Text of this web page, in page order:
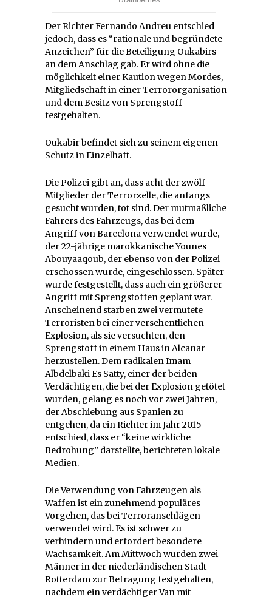
Der Richter Fernando Andreu entschied
jedoch, dass es “rationale und begründete
Anzeichen” für die Beteiligung Oukabirs
an dem Anschlag gab. Er wird ohne die
möglichkeit einer Kaution wegen Mordes,
Mitgliedschaft in einer Terrororganisation
und dem Besitz von Sprengstoff
festgehalten.
Oukabir befindet sich zu seinem eigenen
Schutz in Einzelhaft.
Die Polizei gibt an, dass acht der zwölf
Mitglieder der Terrorzelle, die anfangs
gesucht wurden, tot sind. Der mutmaßliche
Fahrers des Fahrzeugs, das bei dem
Angriff von Barcelona verwendet wurde,
der 22-jährige marokkanische Younes
Abouyaaqoub, der ebenso von der Polizei
erschossen wurde, eingeschlossen. Später
wurde festgestellt, dass auch ein größerer
Angriff mit Sprengstoffen geplant war.
Anscheinend starben zwei vermutete
Terroristen bei einer versehentlichen
Explosion, als sie versuchten, den
Sprengstoff in einem Haus in Alcanar
herzustellen. Dem radikalen Imam
Albdelbaki Es Satty, einer der beiden
Verdächtigen, die bei der Explosion getötet
wurden, gelang es noch vor zwei Jahren,
der Abschiebung aus Spanien zu
entgehen, da ein Richter im Jahr 2015
entschied, dass er “keine wirkliche
Bedrohung” darstellte, berichteten lokale
Medien.
Die Verwendung von Fahrzeugen als
Waffen ist ein zunehmend populäres
Vorgehen, das bei Terroranschlägen
verwendet wird. Es ist schwer zu
verhindern und erfordert besondere
Wachsamkeit. Am Mittwoch wurden zwei
Männer in der niederländischen Stadt
Rotterdam zur Befragung festgehalten,
nachdem ein verdächtiger Van mit